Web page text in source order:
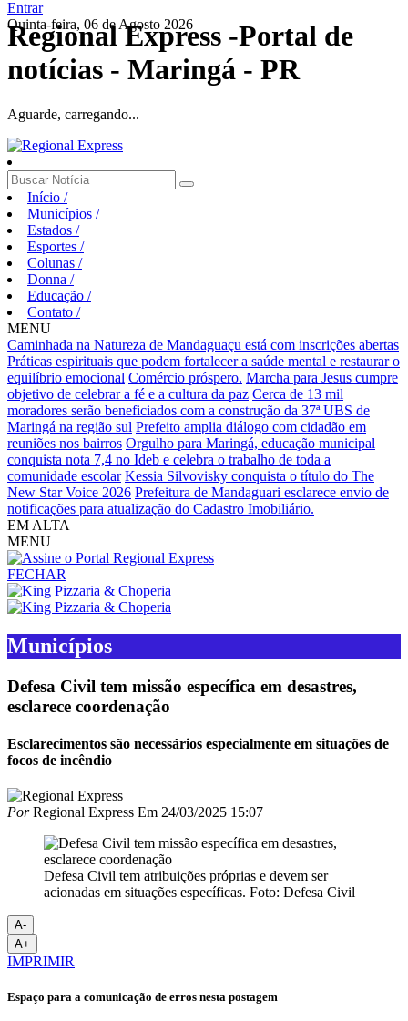
Regional Express -Portal de
notícias - Maringá - PR
Aguarde, carregando...
Entrar
Quinta-feira, 06 de Agosto 2026
Início /
Municípios /
Estados /
Esportes /
Colunas /
Donna /
Educação /
Contato /
MENU
Caminhada na Natureza de Mandaguaçu está com inscrições abertas
Práticas espirituais que podem fortalecer a saúde mental e restaurar o
equilíbrio emocional Comércio próspero. Marcha para Jesus cumpre
objetivo de celebrar a fé e a cultura da paz Cerca de 13 mil
moradores serão beneficiados com a construção da 37ª UBS de
Maringá na região sul Prefeito amplia diálogo com cidadão em
reuniões nos bairros Orgulho para Maringá, educação municipal
conquista nota 7,4 no Ideb e celebra o trabalho de toda a
comunidade escolar Kessia Silvovisky conquista o título do The
New Star Voice 2026 Prefeitura de Mandaguari esclarece envio de
notificações para atualização do Cadastro Imobiliário.
EM ALTA
MENU
FECHAR
Municípios
Defesa Civil tem missão específica em desastres,
esclarece coordenação
Esclarecimentos são necessários especialmente em situações de
focos de incêndio
PorRegional Express Em 24/03/2025 15:07
Defesa Civil tem atribuições próprias e devem ser
acionadas em situações específicas. Foto: Defesa Civil
A-
A+
IMPRIMIR
Espaço para a comunicação de erros nesta postagem